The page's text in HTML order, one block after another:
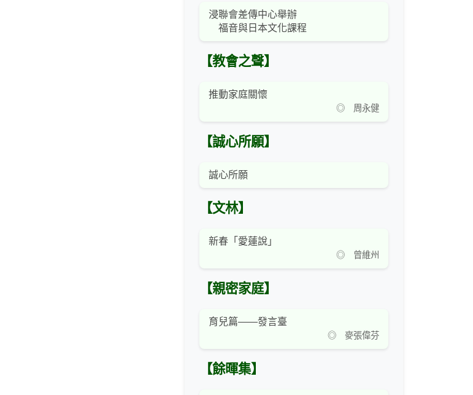
浸聯會差傳中心舉辦
福音與日本文化課程
【教會之聲】
推動家庭關懷
◎ 周永健
【誠心所願】
誠心所願
【文林】
新春「愛蓮說」
◎ 曾維州
【親密家庭】
育兒篇——發言臺
◎ 麥張偉芬
【餘暉集】